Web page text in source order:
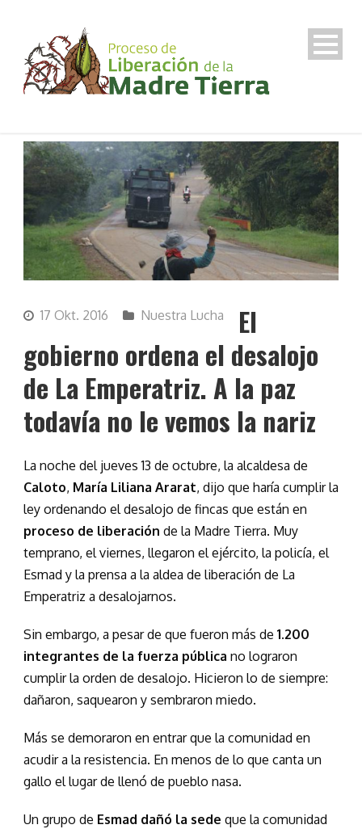
17 Okt. 2016 Nuestra Lucha
El
gobierno ordena el desalojo
de La Emperatriz. A la paz
todavía no le vemos la nariz
La noche del jueves 13 de octubre, la alcaldesa de
Caloto, María Liliana Ararat, dijo que haría cumplir la
ley ordenando el desalojo de fincas que están en
proceso de liberación de la Madre Tierra. Muy
temprano, el viernes, llegaron el ejército, la policía, el
Esmad y la prensa a la aldea de liberación de La
Emperatriz a desalojarnos.
Sin embargo, a pesar de que fueron más de 1.200
integrantes de la fuerza pública no lograron
cumplir la orden de desalojo. Hicieron lo de siempre:
dañaron, saquearon y sembraron miedo.
Más se demoraron en entrar que la comunidad en
acudir a la resistencia. En menos de lo que canta un
gallo el lugar de llenó de pueblo nasa.
Un grupo de Esmad dañó la sede que la comunidad